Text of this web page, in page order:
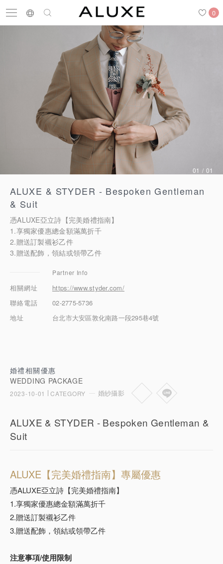
0
搜尋
結婚戒指
最新消息 門市一覽 預約來店
結婚戒指
珠寶鑽飾
迪士尼系列
關於ALUXE
婚禮護照
線上購物
LANGUAGE
預約來店
01 / 01
ALUXE & STYDER - Bespoken Gentleman
& Suit
憑ALUXE亞立詩【完美婚禮指南】
1.享獨家優惠總金額滿萬折千
2.贈送訂製襯衫乙件
3.贈送配飾，領結或領帶乙件
Partner Info
相關網址
https://www.styder.com/
聯絡電話
02-2775-5736
地址
台北市大安區敦化南路一段295巷4號
婚禮相關優惠
WEDDING PACKAGE
2023-10-01 CATEGORY 婚紗攝影
ALUXE & STYDER - Bespoken Gentleman &
Suit
ALUXE【完美婚禮指南】專屬優惠
憑ALUXE亞立詩【完美婚禮指南】
1.享獨家優惠總金額滿萬折千
2.贈送訂製襯衫乙件
3.贈送配飾，領結或領帶乙件
注意事項/使用限制